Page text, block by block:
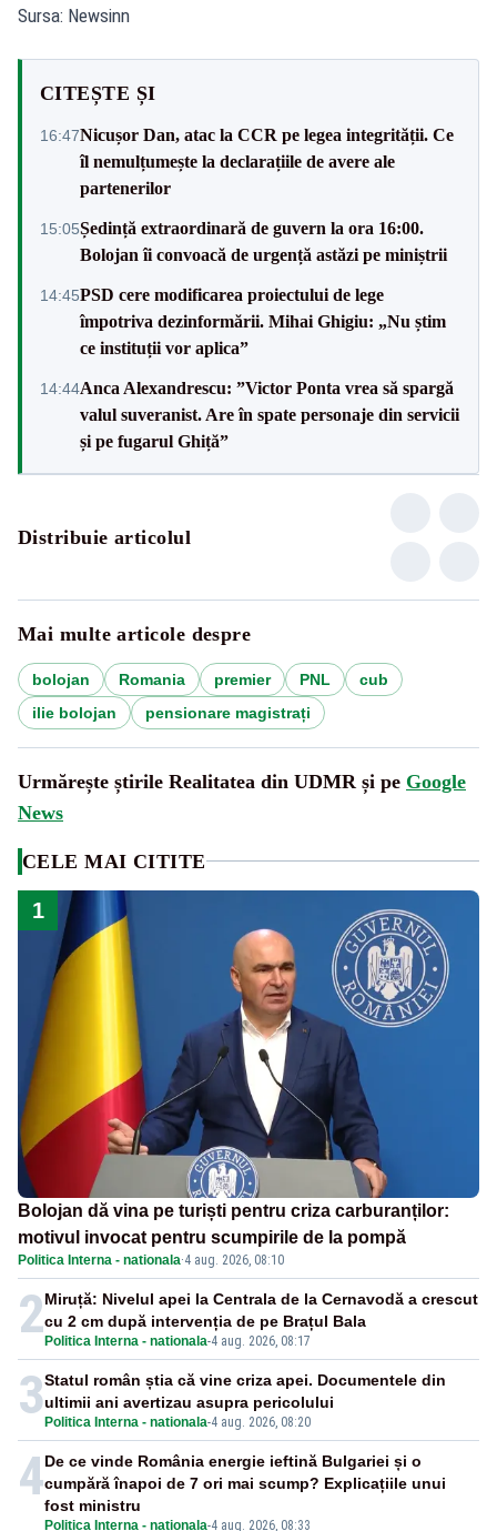
Sursa: Newsinn
CITEȘTE ȘI
16:47Nicușor Dan, atac la CCR pe legea integrității. Ce
îl nemulțumește la declarațiile de avere ale
partenerilor
15:05Ședință extraordinară de guvern la ora 16:00.
Bolojan îi convoacă de urgență astăzi pe miniștrii
14:45PSD cere modificarea proiectului de lege
împotriva dezinformării. Mihai Ghigiu: „Nu știm
ce instituții vor aplica”
14:44Anca Alexandrescu: ”Victor Ponta vrea să spargă
valul suveranist. Are în spate personaje din servicii
și pe fugarul Ghiță”
Distribuie articolul
Mai multe articole despre
bolojan Romania premier PNL
cub
ilie bolojan
pensionare magistrați
Urmărește știrile Realitatea din UDMR și pe Google
News
CELE MAI CITITE
1
Bolojan dă vina pe turiști pentru criza carburanților:
motivul invocat pentru scumpirile de la pompă
Politica Interna - nationala·4 aug. 2026, 08:10
2 Politica Interna - nationala-4 aug. 2026, 08:17
Miruță: Nivelul apei la Centrala de la Cernavodă a crescut
cu 2 cm după intervenția de pe Brațul Bala
3 Politica Interna - nationala-4 aug. 2026, 08:20
Statul român știa că vine criza apei. Documentele din
ultimii ani avertizau asupra pericolului
4
Politica Interna - nationala-4 aug. 2026, 08:33
De ce vinde România energie ieftină Bulgariei și o
cumpără înapoi de 7 ori mai scump? Explicațiile unui
fost ministru